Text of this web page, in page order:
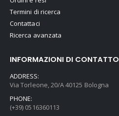
Termini di ricerca
Contattaci
Ricerca avanzata
INFORMAZIONI DI CONTATTO
ADDRESS:
Via Torleone, 20/A 40125 Bologna
PHONE:
(+39) 0516360113